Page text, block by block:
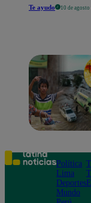
Te ayudo 10 de agosto
Política
Lima
Deportes
Mundo